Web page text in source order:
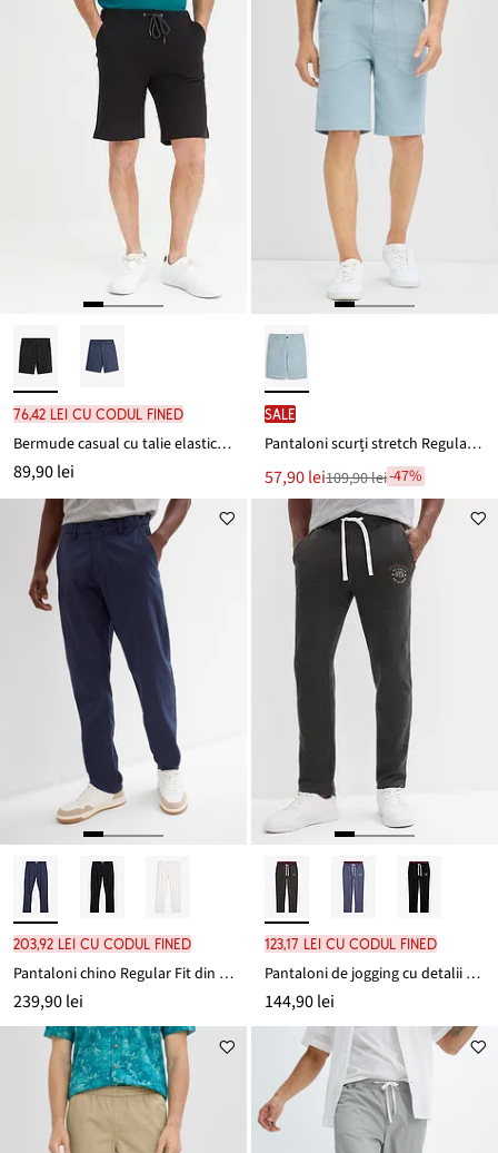
76,42 lei cu codul FINED
Bermude casual cu talie elastică, Regular Fit
89,90 lei
SALE
Pantaloni scurți stretch Regular Fit
Noul
preț
este
57,90 lei
Reducere
preț
109,90 lei
109,90 lei-47%
203,92 lei cu codul FINED
Pantaloni chino Regular Fit din material cu in 100%, straight
239,90 lei
123,17 lei cu codul FINED
Pantaloni de jogging cu detalii sport
144,90 lei